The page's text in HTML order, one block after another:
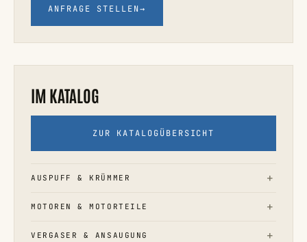
ANFRAGE STELLEN→
IM KATALOG
ZUR KATALOGÜBERSICHT
AUSPUFF & KRÜMMER
MOTOREN & MOTORTEILE
VERGASER & ANSAUGUNG